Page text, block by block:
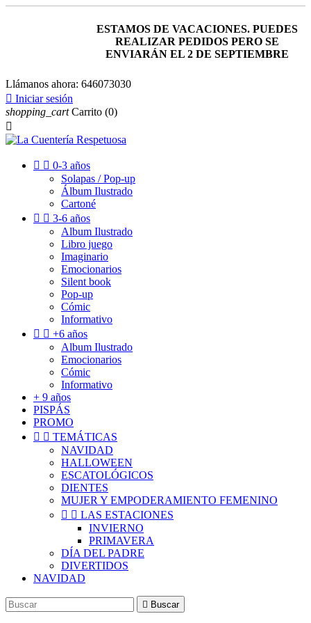
ESTAMOS DE VACACIONES. PUEDES
REALIZAR PEDIDOS PERO SE
ENVIARÁN EL 2 DE SEPTIEMBRE
Llámanos ahora: 646073030
 Iniciar sesión
shopping_cart Carrito (0)

  0-3 años
Solapas / Pop-up
Álbum Ilustrado
Cartoné
  3-6 años
Album Ilustrado
Libro juego
Imaginario
Emocionarios
Silent book
Pop-up
Cómic
Informativo
  +6 años
Album Ilustrado
Emocionarios
Cómic
Informativo
+ 9 años
PISPÁS
PROMO
  TEMÁTICAS
NAVIDAD
HALLOWEEN
ESCATOLÓGICOS
DIENTES
MUJER Y EMPODERAMIENTO FEMENINO
  LAS ESTACIONES
INVIERNO
PRIMAVERA
DÍA DEL PADRE
DIVERTIDOS
NAVIDAD
 Buscar